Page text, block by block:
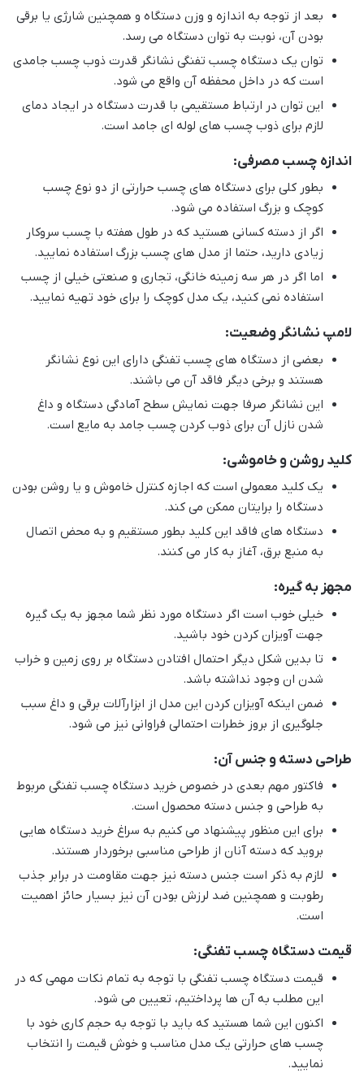
بعد از توجه به اندازه و وزن دستگاه و همچنین شارژی یا برقی
بودن آن، نوبت به توان دستگاه می رسد.
توان یک دستگاه چسب تفنگی نشانگر قدرت ذوب چسب جامدی
است که در داخل محفظه آن واقع می شود.
این توان در ارتباط مستقیمی با قدرت دستگاه در ایجاد دمای
لازم برای ذوب چسب های لوله ای جامد است.
اندازه چسب مصرفی:
بطور کلی برای دستگاه های چسب حرارتی از دو نوع چسب
کوچک و بزرگ استفاده می شود.
اگر از دسته کسانی هستید که در طول هفته با چسب سروکار
زیادی دارید، حتما از مدل های چسب بزرگ استفاده نمایید.
اما اگر در هر سه زمینه خانگی، تجاری و صنعتی خیلی از چسب
استفاده نمی کنید، یک مدل کوچک را برای خود تهیه نمایید.
لامپ نشانگر وضعیت:
بعضی از دستگاه های چسب تفنگی دارای این نوع نشانگر
هستند و برخی دیگر فاقد آن می باشند.
این نشانگر صرفا جهت نمایش سطح آمادگی دستگاه و داغ
شدن نازل آن برای ذوب کردن چسب جامد به مایع است.
کلید روشن و خاموشی:
یک کلید معمولی است که اجازه کنترل خاموش و یا روشن بودن
دستگاه را برایتان ممکن می کند.
دستگاه های فاقد این کلید بطور مستقیم و به محض اتصال
به منبع برق، آغاز به کار می کنند.
مجهز به گیره:
خیلی خوب است اگر دستگاه مورد نظر شما مجهز به یک گیره
جهت آویزان کردن خود باشید.
تا بدین شکل دیگر احتمال افتادن دستگاه بر روی زمین و خراب
شدن ان وجود نداشته باشد.
ضمن اینکه آویزان کردن این مدل از ابزارآلات برقی و داغ سبب
جلوگیری از بروز خطرات احتمالی فراوانی نیز می شود.
طراحی دسته و جنس آن:
فاکتور مهم بعدی در خصوص خرید دستگاه چسب تفنگی مربوط
به طراحی و جنس دسته محصول است.
برای این منظور پیشنهاد می کنیم به سراغ خرید دستگاه هایی
بروید که دسته آنان از طراحی مناسبی برخوردار هستند.
لازم به ذکر است جنس دسته نیز جهت مقاومت در برابر جذب
رطوبت و همچنین ضد لرزش بودن آن نیز بسیار حائز اهمیت
است.
قیمت دستگاه چسب تفنگی:
قیمت دستگاه چسب تفنگی با توجه به تمام نکات مهمی که در
این مطلب به آن ها پرداختیم، تعیین می شود.
اکنون این شما هستید که باید با توجه به حجم کاری خود با
چسب های حرارتی یک مدل مناسب و خوش قیمت را انتخاب
نمایید.